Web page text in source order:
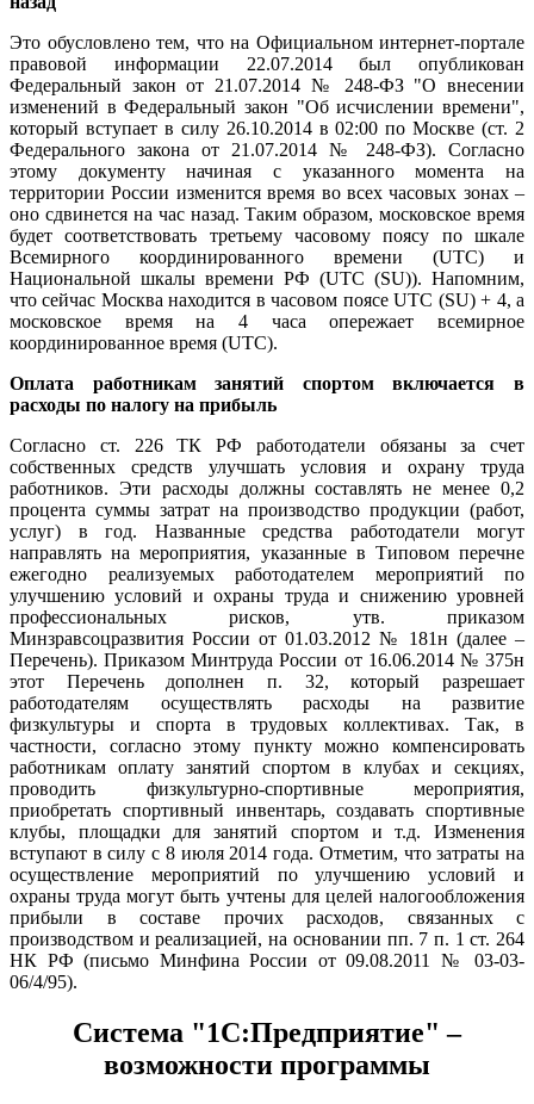
Это обусловлено тем, что на Официальном интернет-портале
правовой информации 22.07.2014 был опубликован
Федеральный закон от 21.07.2014 № 248-ФЗ "О внесении
изменений в Федеральный закон "Об исчислении времени",
который вступает в силу 26.10.2014 в 02:00 по Москве (ст. 2
Федерального закона от 21.07.2014 № 248-ФЗ). Согласно
этому документу начиная с указанного момента на
территории России изменится время во всех часовых зонах –
оно сдвинется на час назад. Таким образом, московское время
будет соответствовать третьему часовому поясу по шкале
Всемирного координированного времени (UTC) и
Национальной шкалы времени РФ (UTC (SU)). Напомним,
что сейчас Москва находится в часовом поясе UTC (SU) + 4, а
московское время на 4 часа опережает всемирное
координированное время (UTC).
Оплата работникам занятий спортом включается в
расходы по налогу на прибыль
Согласно ст. 226 ТК РФ работодатели обязаны за счет
собственных средств улучшать условия и охрану труда
работников. Эти расходы должны составлять не менее 0,2
процента суммы затрат на производство продукции (работ,
услуг) в год. Названные средства работодатели могут
направлять на мероприятия, указанные в Типовом перечне
ежегодно реализуемых работодателем мероприятий по
улучшению условий и охраны труда и снижению уровней
профессиональных рисков, утв. приказом
Минзравсоцразвития России от 01.03.2012 № 181н (далее –
Перечень). Приказом Минтруда России от 16.06.2014 № 375н
этот Перечень дополнен п. 32, который разрешает
работодателям осуществлять расходы на развитие
физкультуры и спорта в трудовых коллективах. Так, в
частности, согласно этому пункту можно компенсировать
работникам оплату занятий спортом в клубах и секциях,
проводить физкультурно-спортивные мероприятия,
приобретать спортивный инвентарь, создавать спортивные
клубы, площадки для занятий спортом и т.д. Изменения
вступают в силу с 8 июля 2014 года. Отметим, что затраты на
осуществление мероприятий по улучшению условий и
охраны труда могут быть учтены для целей налогообложения
прибыли в составе прочих расходов, связанных с
производством и реализацией, на основании пп. 7 п. 1 ст. 264
НК РФ (письмо Минфина России от 09.08.2011 № 03-03-
06/4/95).
Система "1С:Предприятие" –
возможности программы